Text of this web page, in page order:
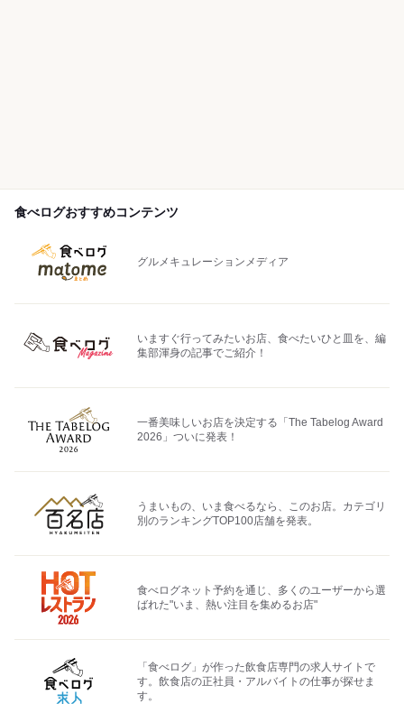
食べログおすすめコンテンツ
グルメキュレーションメディア
いますぐ行ってみたいお店、食べたいひと皿を、編
集部渾身の記事でご紹介！
一番美味しいお店を決定する「The Tabelog Award
2026」ついに発表！
うまいもの、いま食べるなら、このお店。カテゴリ
別のランキングTOP100店舗を発表。
食べログネット予約を通じ、多くのユーザーから選
ばれた"いま、熱い注目を集めるお店"
「食べログ」が作った飲食店専門の求人サイトで
す。飲食店の正社員・アルバイトの仕事が探せま
す。